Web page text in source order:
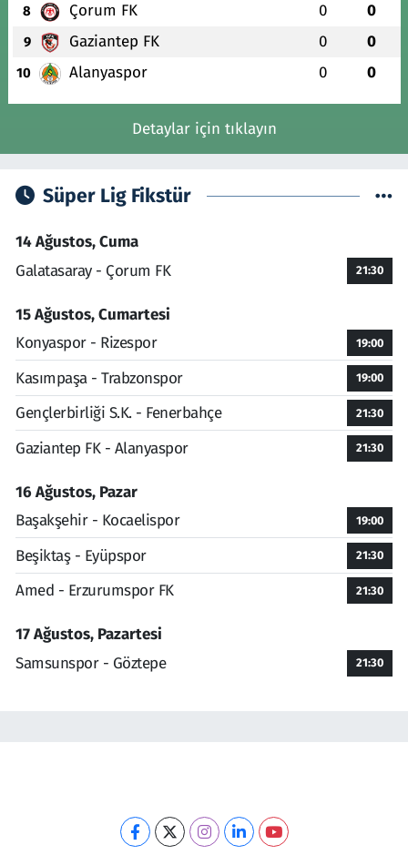
8 Çorum FK 0 0
9 Gaziantep FK 0 0
10 Alanyaspor 0 0
Detaylar için tıklayın
Süper Lig Fikstür
14 Ağustos, Cuma
Galatasaray - Çorum FK
21:30
15 Ağustos, Cumartesi
Konyaspor - Rizespor
19:00
Kasımpaşa - Trabzonspor 19:00
Gençlerbirliği S.K. - Fenerbahçe 21:30
Gaziantep FK - Alanyaspor 21:30
16 Ağustos, Pazar
Başakşehir - Kocaelispor
19:00
Beşiktaş - Eyüpspor 21:30
Amed - Erzurumspor FK 21:30
17 Ağustos, Pazartesi
Samsunspor - Göztepe
21:30